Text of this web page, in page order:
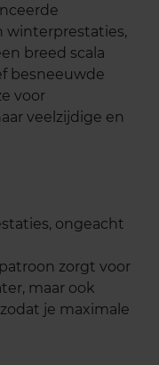
winterprestaties,
breed scala
besneeuwde
voor
veelzijdige en
ongeacht
zorgt voor
maar ook
je maximale